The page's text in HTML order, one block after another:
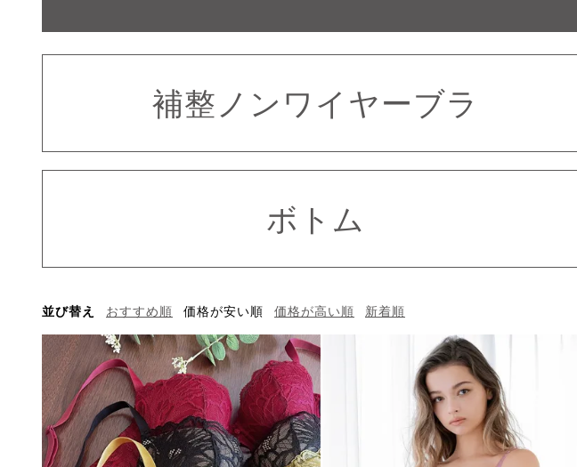
補整ノンワイヤーブラ
ボトム
並び替え おすすめ順 価格が安い順 価格が高い順 新着順